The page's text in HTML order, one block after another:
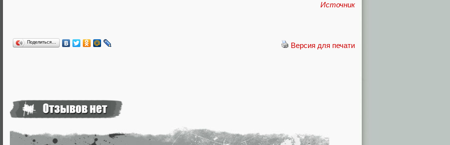
Источник
Версия для печати
Поделиться…